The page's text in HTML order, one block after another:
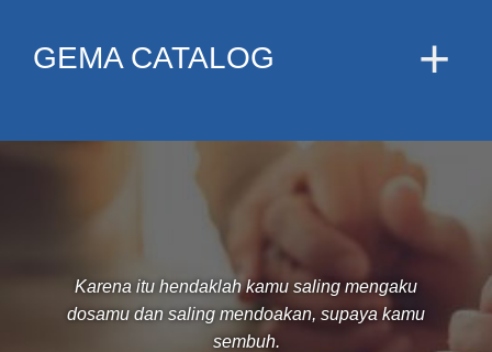
GEMA CATALOG
Karena itu hendaklah kamu saling mengaku
dosamu dan saling mendoakan, supaya kamu
sembuh.